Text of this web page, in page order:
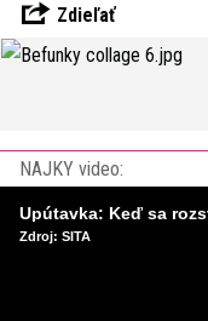
Zdieľať
NAJKY video:
Zdroj: SITA